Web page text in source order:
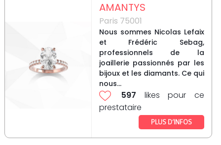
AMANTYS
Paris 75001
Nous sommes Nicolas Lefaix
et Frédéric Sebag,
professionnels de la
joaillerie passionnés par les
bijoux et les diamants. Ce qui
nous...
597 likes pour ce
prestataire
PLUS D’INFOS